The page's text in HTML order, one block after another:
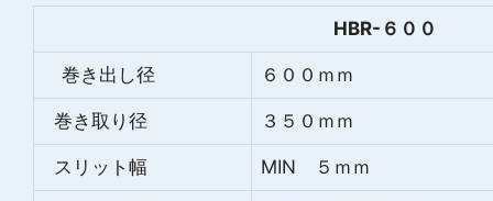
HBR-６００
巻き出し径 ６００ｍｍ
巻き取り径 ３５０ｍｍ
スリット幅 MIN ５ｍｍ